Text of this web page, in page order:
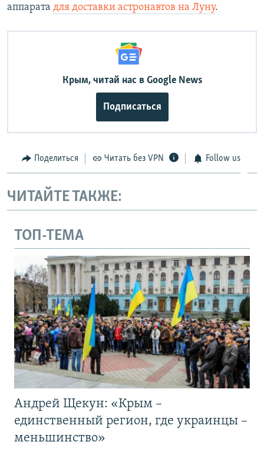
аппарата для доставки астронавтов на Луну.
Крым, читай нас в Google News
Подписаться
Поделиться Читать без VPN Follow us
ЧИТАЙТЕ ТАКЖЕ:
ТОП-ТЕМА
Андрей Щекун: «Крым –
единственный регион, где украинцы –
меньшинство»